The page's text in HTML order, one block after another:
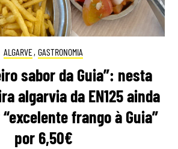
ALGARVE, GASTRONOMIA
sabor da Guia”: nesta
algarvia da EN125 ainda
frango à Guia”
por 6,50€